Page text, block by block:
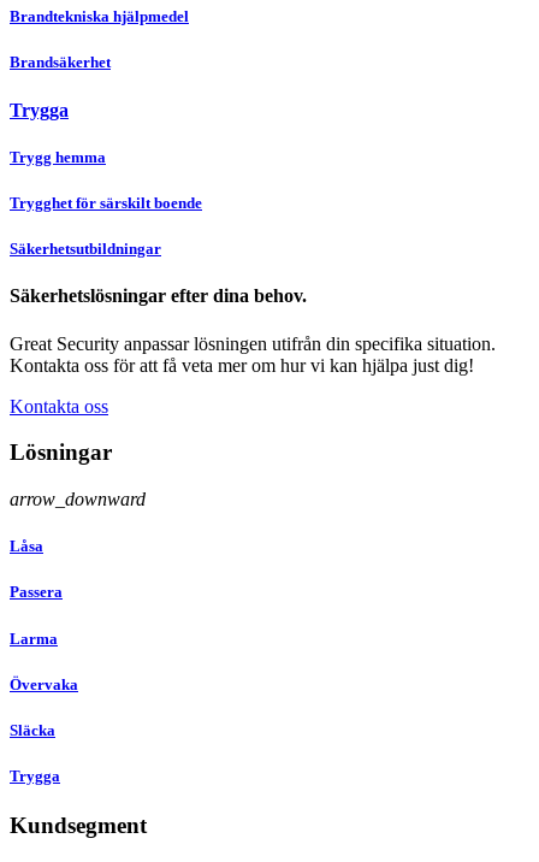
Brandtekniska hjälpmedel
Brandsäkerhet
Trygga
Trygg hemma
Trygghet för särskilt boende
Säkerhetsutbildningar
Säkerhetslösningar efter dina behov.
Great Security anpassar lösningen utifrån din specifika situation.
Kontakta oss för att få veta mer om hur vi kan hjälpa just dig!
Kontakta oss
Lösningar
arrow_downward
Låsa
Passera
Larma
Övervaka
Släcka
Trygga
Kundsegment